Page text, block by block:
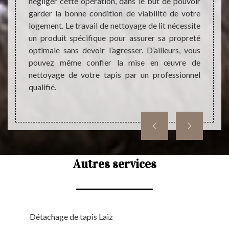
est
garder la bonne condition de viabilité de votre
logement. Le travail de nettoyage de lit nécessite
un produit spécifique pour assurer sa propreté
optimale sans devoir l’agresser. D’ailleurs, vous
pouvez même confier la mise en œuvre de
nettoyage de votre tapis par un professionnel
qualifié.
ne
Autres services
Détachage de tapis Laiz